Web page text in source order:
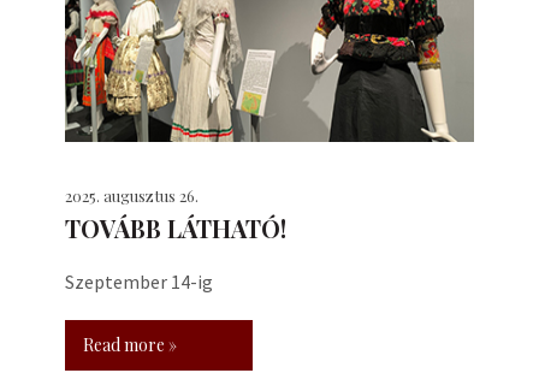
2025. augusztus 26.
TOVÁBB LÁTHATÓ!
Szeptember 14-ig
Read more »